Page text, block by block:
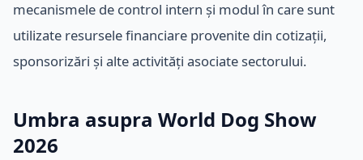
mecanismele de control intern și modul în care sunt
utilizate resursele financiare provenite din cotizații,
sponsorizări și alte activități asociate sectorului.
Umbra asupra World Dog Show
2026